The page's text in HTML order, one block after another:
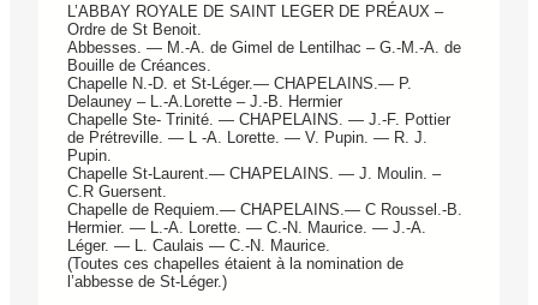
L’ABBAY ROYALE DE SAINT LEGER DE PRÉAUX –
Ordre de St Benoit.
Abbesses. — M.-A. de Gimel de Lentilhac – G.-M.-A. de
Bouille de Créances.
Chapelle N.-D. et St-Léger.— CHAPELAINS.— P.
Delauney – L.-A.Lorette – J.-B. Hermier
Chapelle Ste- Trinité. — CHAPELAINS. — J.-F. Pottier
de Prétreville. — L -A. Lorette. — V. Pupin. — R. J.
Pupin.
Chapelle St-Laurent.— CHAPELAINS. — J. Moulin. –
C.R Guersent.
Chapelle de Requiem.— CHAPELAINS.— C Roussel.-B.
Hermier. — L.-A. Lorette. — C.-N. Maurice. — J.-A.
Léger. — L. Caulais — C.-N. Maurice.
(Toutes ces chapelles étaient à la nomination de
l’abbesse de St-Léger.)